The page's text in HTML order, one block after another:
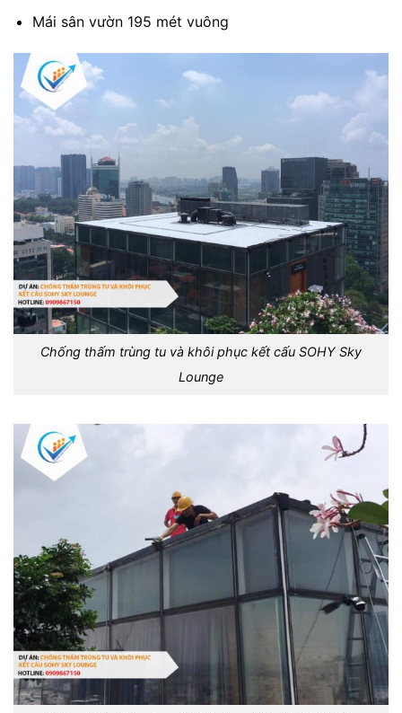
Mái sân vườn 195 mét vuông
Chống thấm trùng tu và khôi phục kết cấu SOHY Sky
Lounge